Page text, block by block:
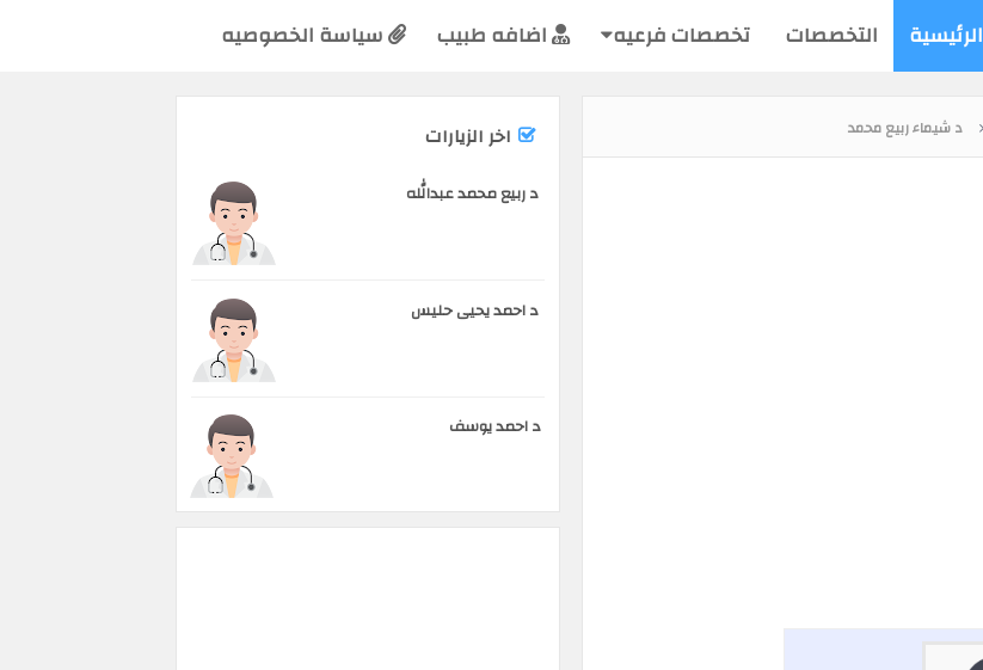
الرئيسية التخصصات تخصصات فرعيه اضافه طبيب سياسة الخصوصيه
د شيماء ربيع محمد اخر الزيارات
د ربيع محمد عبدالله
د احمد يحيى حليس
د احمد يوسف